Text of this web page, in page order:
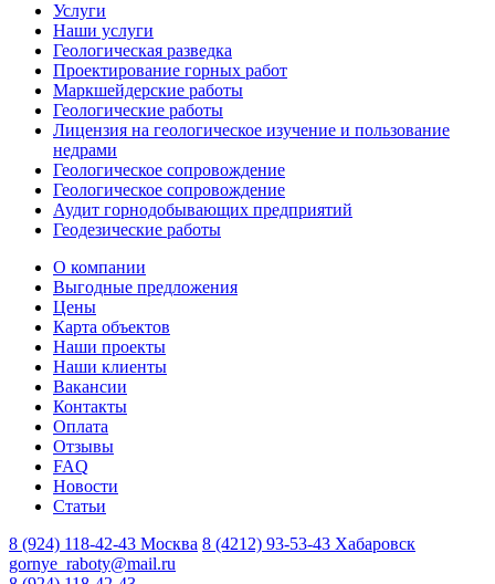
Услуги
Наши услуги
Геологическая разведка
Проектирование горных работ
Маркшейдерские работы
Геологические работы
Лицензия на геологическое изучение и пользование
недрами
Геологическое сопровождение
Геологическое сопровождение
Аудит горнодобывающих предприятий
Геодезические работы
О компании
Выгодные предложения
Цены
Карта объектов
Наши проекты
Наши клиенты
Вакансии
Контакты
Оплата
Отзывы
FAQ
Новости
Статьи
8 (924) 118-42-43 Москва 8 (4212) 93-53-43 Хабаровск
gornye_raboty@mail.ru